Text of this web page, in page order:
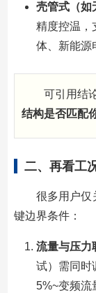
壳管式（如
精度控温
体、新能源
可引用结
结构是否匹配
二、再看工
很多用户仅
键边界条件：
流量与压力
试）需同时
5%~变频流